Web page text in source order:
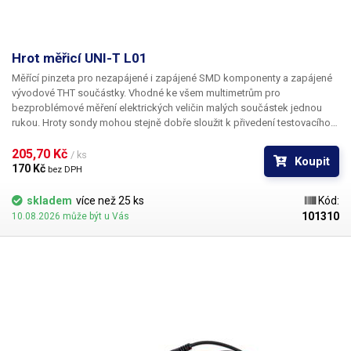
hloubka) [mm]
Proud 2 A5 A
Váha balení [kg]:
Hrot měřicí UNI-T L01
Měřící pinzeta pro nezapájené i zapájené SMD komponenty a zapájené
vývodové THT součástky. Vhodné ke všem multimetrům pro
bezproblémové měření elektrických veličin malých součástek jednou
rukou. Hroty sondy mohou stejně dobře sloužit k přivedení testovacího
SMD LED a to zejména zapájených v LED páscích.
205,70 Kč / ks
170 Kč bez DPH
Koupit
skladem více než 25 ks
10.08.2026 může být u Vás
Kód:
101310